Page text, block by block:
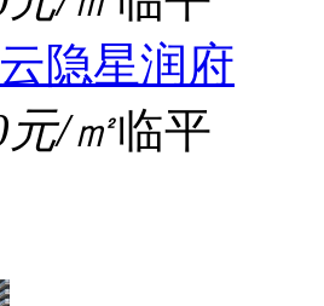
隐星润府
元/㎡临平